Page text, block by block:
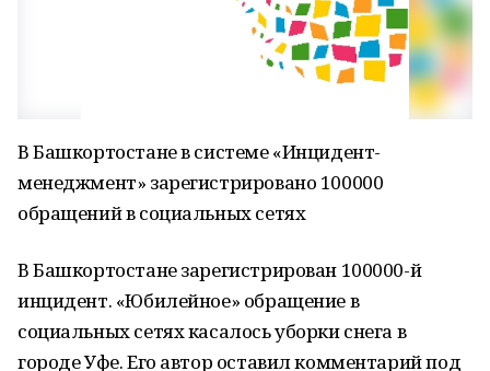
В Башкортостане в системе «Инцидент-
менеджмент» зарегистрировано 100000
обращений в социальных сетях
В Башкортостане зарегистрирован 100000-й
инцидент. «Юбилейное» обращение в
социальных сетях касалось уборки снега в
городе Уфе. Его автор оставил комментарий под